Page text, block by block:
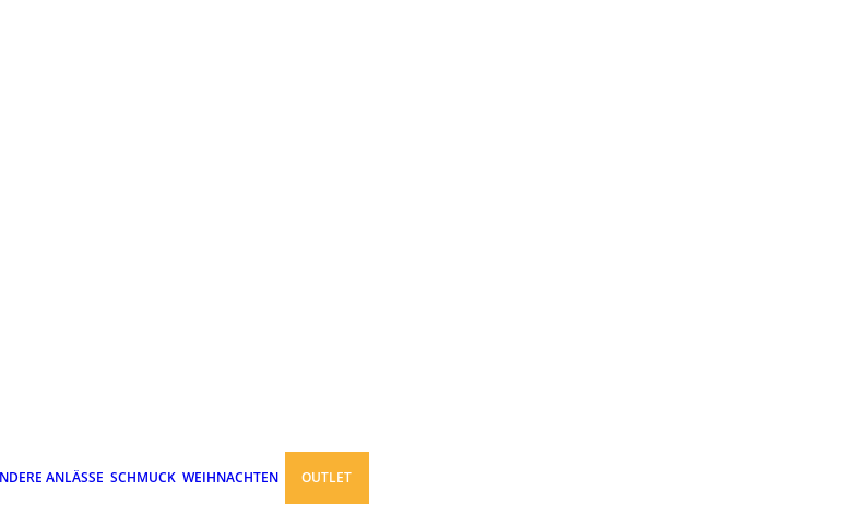
ANLÄSSE SCHMUCK WEIHNACHTEN OUTLET